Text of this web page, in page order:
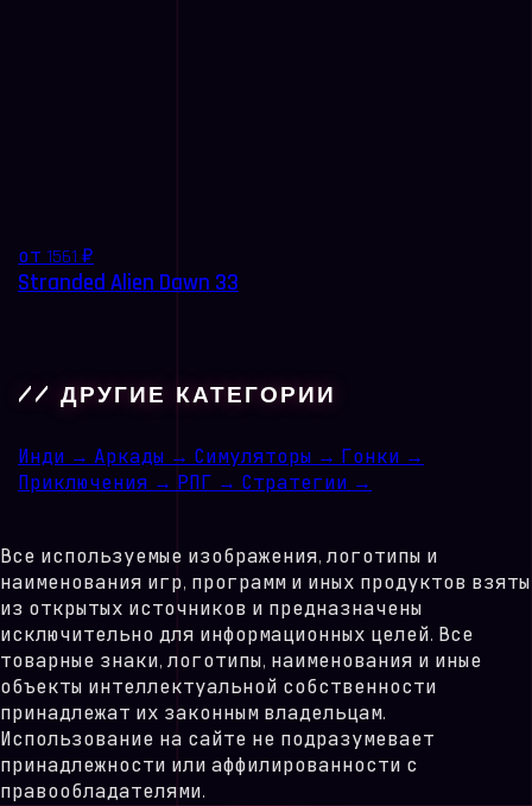
от 1561 ₽
Stranded Alien Dawn 33
// ДРУГИЕ КАТЕГОРИИ
Инди → Аркады → Симуляторы → Гонки →
Приключения → РПГ → Стратегии →
Все используемые изображения, логотипы и
наименования игр, программ и иных продуктов взяты
из открытых источников и предназначены
исключительно для информационных целей. Все
товарные знаки, логотипы, наименования и иные
объекты интеллектуальной собственности
принадлежат их законным владельцам.
Использование на сайте не подразумевает
принадлежности или аффилированности с
правообладателями.